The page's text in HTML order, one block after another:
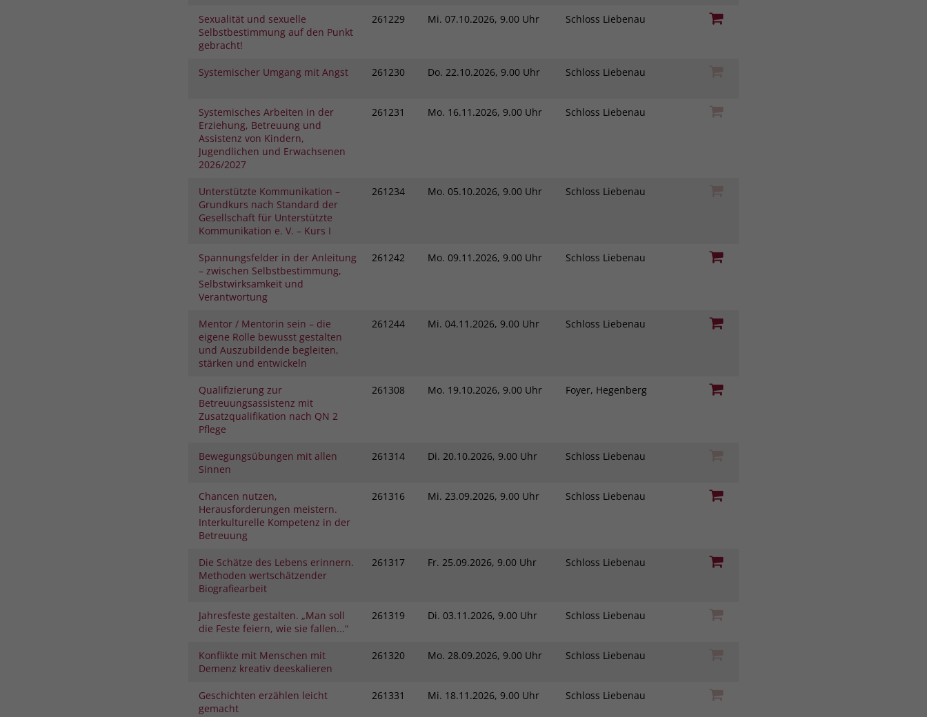
Sexualität und sexuelle
Selbstbestimmung auf den Punkt
gebracht!
261229 Mi. 07.10.2026, 9.00 Uhr Schloss Liebenau
Systemischer Umgang mit Angst 261230 Do. 22.10.2026, 9.00 Uhr Schloss Liebenau
Systemisches Arbeiten in der
Erziehung, Betreuung und
Assistenz von Kindern,
Jugendlichen und Erwachsenen
2026/2027
261231 Mo. 16.11.2026, 9.00 Uhr Schloss Liebenau
Unterstützte Kommunikation –
Grundkurs nach Standard der
Gesellschaft für Unterstützte
Kommunikation e. V. – Kurs I
261234 Mo. 05.10.2026, 9.00 Uhr Schloss Liebenau
Spannungsfelder in der Anleitung
– zwischen Selbstbestimmung,
Selbstwirksamkeit und
Verantwortung
261242 Mo. 09.11.2026, 9.00 Uhr Schloss Liebenau
Mentor / Mentorin sein – die
eigene Rolle bewusst gestalten
und Auszubildende begleiten,
stärken und entwickeln
261244 Mi. 04.11.2026, 9.00 Uhr Schloss Liebenau
Qualifizierung zur
Betreuungsassistenz mit
Zusatzqualifikation nach QN 2
Pflege
261308 Mo. 19.10.2026, 9.00 Uhr Foyer, Hegenberg
Bewegungsübungen mit allen
Sinnen
261314 Di. 20.10.2026, 9.00 Uhr Schloss Liebenau
Chancen nutzen,
Herausforderungen meistern.
Interkulturelle Kompetenz in der
Betreuung
261316 Mi. 23.09.2026, 9.00 Uhr Schloss Liebenau
Die Schätze des Lebens erinnern.
Methoden wertschätzender
Biografiearbeit
261317 Fr. 25.09.2026, 9.00 Uhr Schloss Liebenau
Jahresfeste gestalten. „Man soll
die Feste feiern, wie sie fallen...“
261319 Di. 03.11.2026, 9.00 Uhr Schloss Liebenau
Konflikte mit Menschen mit
Demenz kreativ deeskalieren
261320 Mo. 28.09.2026, 9.00 Uhr Schloss Liebenau
Geschichten erzählen leicht
gemacht
261331 Mi. 18.11.2026, 9.00 Uhr Schloss Liebenau